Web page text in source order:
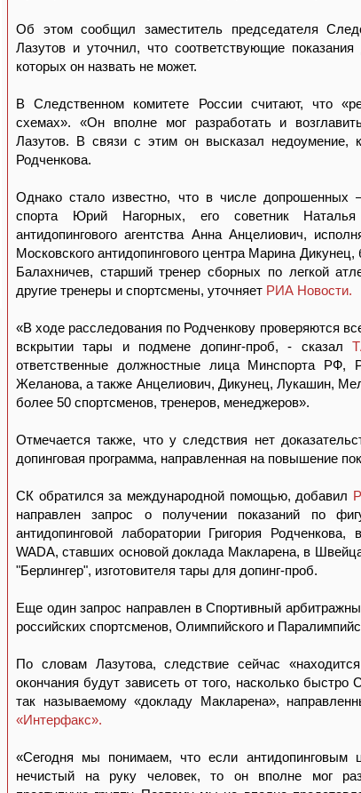
Об этом сообщил заместитель председателя
Лазутов и уточнил, что соответствующие
которых он назвать не может.
В Следственном комитете России считают, что
схемах». «Он вполне мог разработать и
Лазутов. В связи с этим он высказал недоумение,
Родченкова.
Однако стало известно, что в числе
спорта Юрий Нагорных, его советник Наталья
антидопингового агентства Анна Анцелиович,
Московского антидопингового центра Марина
Балахничев, старший тренер сборных по легкой
другие тренеры и спортсмены, уточняет РИА Новости.
«В ходе расследования по Родченкову проверяются
вскрытии тары и подмене допинг-проб, - сказал
ответственные должностные лица Минспорта
Желанова, а также Анцелиович, Дикунец, Лукашин,
более 50 спортсменов, тренеров, менеджеров».
Отмечается также, что у следствия нет
допинговая программа, направленная на повышение
СК обратился за международной помощью, добавил
направлен запрос о получении показаний по
антидопинговой лаборатории Григория
WADA, ставших основой доклада Макларена, в
"Берлингер", изготовителя тары для допинг-проб.
Еще один запрос направлен в Cпортивный
российских спортсменов, Олимпийского и
По словам Лазутова, следствие сейчас
окончания будут зависеть от того, насколько
так называемому «докладу Макларена»,
«Интерфакс».
«Сегодня мы понимаем, что если антидопинговым
нечистый на руку человек, то он вполне мог